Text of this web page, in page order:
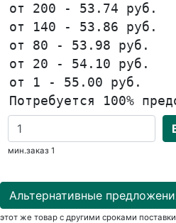
от 200 - 53.74 руб.
от 140 - 53.86 руб.
от 80 - 53.98 руб.
от 20 - 54.10 руб.
от 1 - 55.00 руб.
Потребуется 100%
мин.заказ 1
Альтернативные
этот же товар с другими сроками поставки,